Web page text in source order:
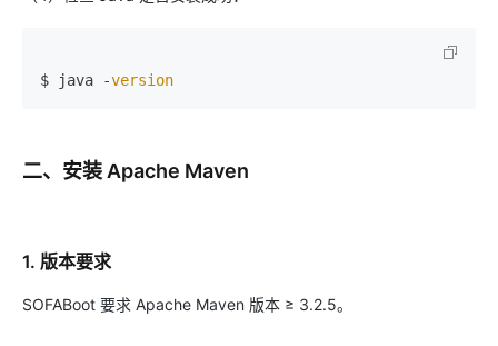
$ java -version
二、安装 Apache Maven
1. 版本要求
SOFABoot 要求 Apache Maven 版本 ≥ 3.2.5。